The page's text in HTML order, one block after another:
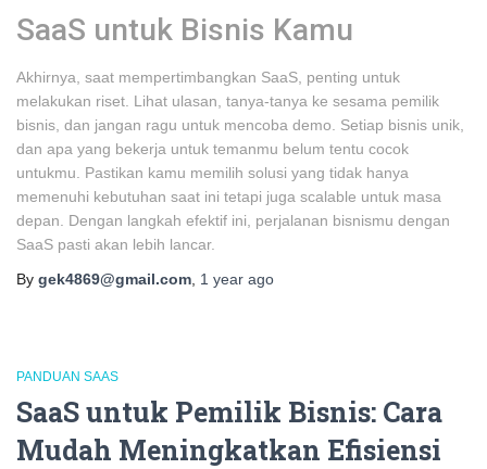
SaaS untuk Bisnis Kamu
Akhirnya, saat mempertimbangkan SaaS, penting untuk
melakukan riset. Lihat ulasan, tanya-tanya ke sesama pemilik
bisnis, dan jangan ragu untuk mencoba demo. Setiap bisnis unik,
dan apa yang bekerja untuk temanmu belum tentu cocok
untukmu. Pastikan kamu memilih solusi yang tidak hanya
memenuhi kebutuhan saat ini tetapi juga scalable untuk masa
depan. Dengan langkah efektif ini, perjalanan bisnismu dengan
SaaS pasti akan lebih lancar.
By gek4869@gmail.com 1 year ago
PANDUAN SAAS
SaaS untuk Pemilik Bisnis: Cara
Mudah Meningkatkan Efisiensi